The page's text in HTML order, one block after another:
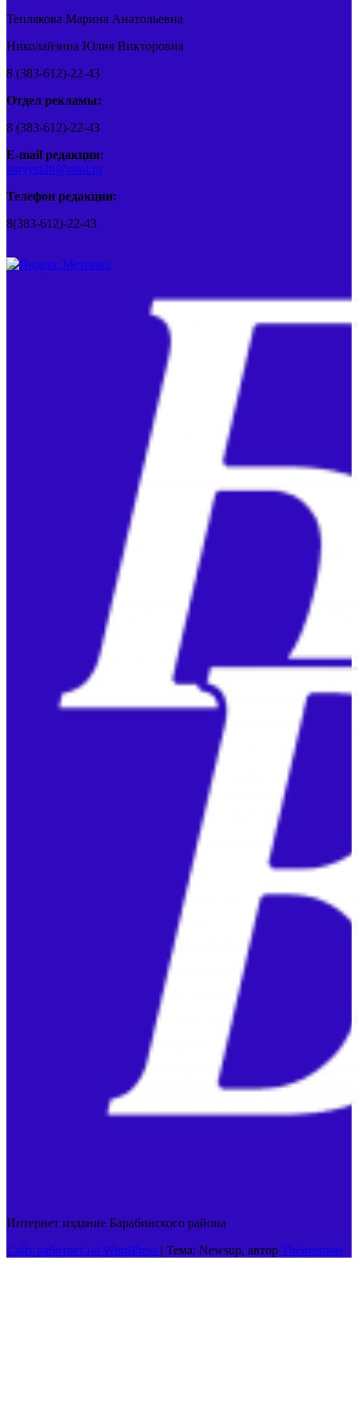
Теплякова Марина Анатольевна
Николайзина Юлия Викторовна
8 (383-612)-22-43
Отдел рекламы:
8 (383-612)-22-43
E-mail редакции:
barvest20@mail.ru
Телефон редакции:
8(383-612)-22-43
Интернет издание Барабинского района
Сайт работает на WordPress | Тема: Newsup, автор Themeansar